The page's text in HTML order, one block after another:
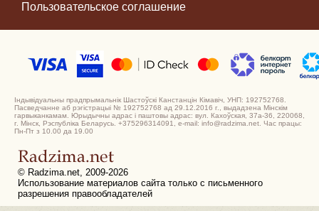
Пользовательское соглашение
Індывідуальны прадпрымальнік Шастоўскі Канстанцін Кімавіч, УНП: 192752768.
Пасведчанне аб рэгістрацыі № 192752768 ад 29.12.2016 г., выдадзена Мінскім
гарвыканкамам. Юрыдычны адрас і паштовы адрас: вул. Кахоўская, 37а-36, 220068,
г. Мінск, Рэспубліка Беларусь. +375296314091, e-mail: info@radzima.net. Час працы:
Пн-Пт з 10.00 да 19.00
© Radzima.net, 2009-2026
Использование материалов сайта только с письменного
разрешения правообладателей